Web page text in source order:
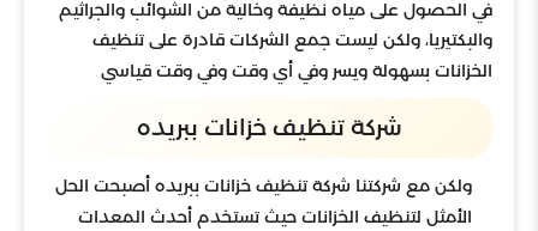
في الحصول على مياه نظيفة وخالية من الشوائب والجراثيم
والبكتيريا، ولكن ليست جمع الشركات قادرة على تنظيف
الخزانات بسهولة ويسر وفي أي وقت وفي وقت قياسي
شركة تنظيف خزانات ببريده
ولكن مع شركتنا شركة تنظيف خزانات ببريده أصبحت الحل
الأمثل لتنظيف الخزانات حيث تستخدم أحدث المعدات